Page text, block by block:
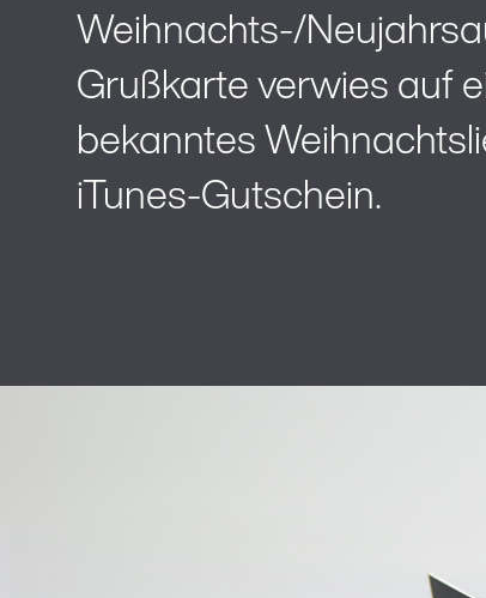
Weihnachts-/
Grußkarte verwies auf
bekanntes
iTunes-Gutschein.